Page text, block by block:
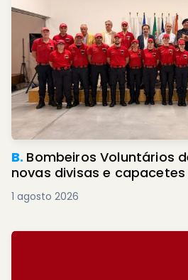
B. Bombeiros Voluntários
novas divisas e capacetes
1 agosto 2026